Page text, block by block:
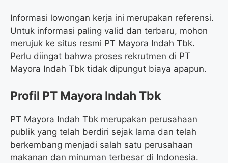
Informasi lowongan kerja ini merupakan referensi.
Untuk informasi paling valid dan terbaru, mohon
merujuk ke situs resmi PT Mayora Indah Tbk.
Perlu diingat bahwa proses rekrutmen di PT
Mayora Indah Tbk tidak dipungut biaya apapun.
Profil PT Mayora Indah Tbk
PT Mayora Indah Tbk merupakan perusahaan
publik yang telah berdiri sejak lama dan telah
berkembang menjadi salah satu perusahaan
makanan dan minuman terbesar di Indonesia.